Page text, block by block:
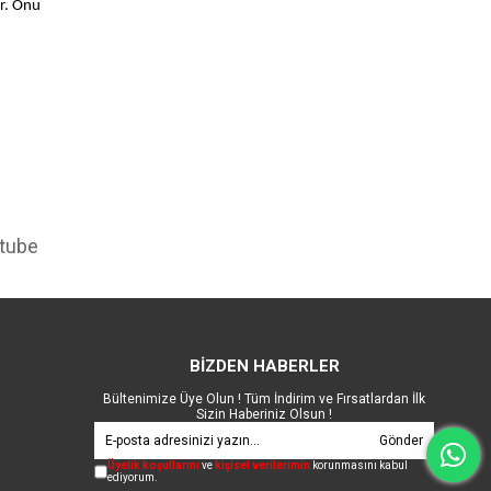
Onu
BİZDEN HABERLER
Bültenimize Üye Olun ! Tüm İndirim ve Fırsatlardan İlk
Sizin Haberiniz Olsun !
Gönder
Üyelik koşullarını ve kişisel verilerimin korunmasını kabul
ediyorum.